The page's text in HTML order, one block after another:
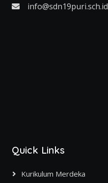
info@sdn19puri.sch.id
Quick Links
Kurikulum Merdeka